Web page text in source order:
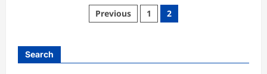
ଟିକାବାଲି
ଜିଲ୍ଲାପାଳ
ଅନୁଷ୍ଠିତ
Posts
Previous 1 2
Search